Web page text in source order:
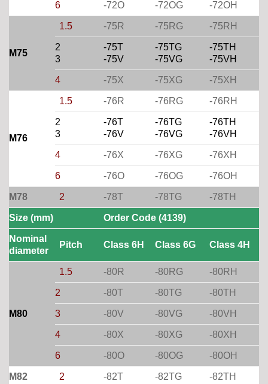
6 -72O -72OG -72OH
M75
1.5 -75R -75RG -75RH
2
3
-75T
-75V
-75TG
-75VG
-75TH
-75VH
4 -75X -75XG -75XH
M76
1.5 -76R -76RG -76RH
2
3
-76T
-76V
-76TG
-76VG
-76TH
-76VH
4 -76X -76XG -76XH
6 -76O -76OG -76OH
M78 2 -78T -78TG -78TH
Size (mm) Order Code (4139)
Nominal
diameter
Pitch Class 6H Class 6G Class 4H
M80
1.5 -80R -80RG -80RH
2 -80T -80TG -80TH
3 -80V -80VG -80VH
4 -80X -80XG -80XH
6 -80O -80OG -80OH
M82 2 -82T -82TG -82TH